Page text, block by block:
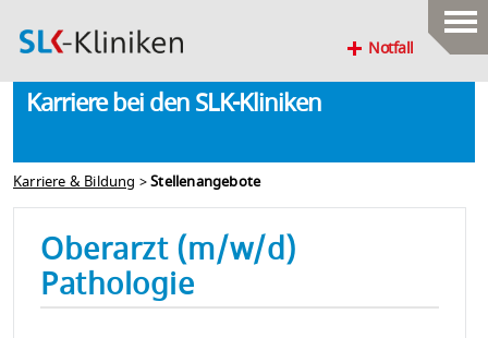
Notfall
Karriere bei den SLK-Kliniken
Karriere & Bildung >Stellenangebote
Oberarzt (m/w/d)
Pathologie